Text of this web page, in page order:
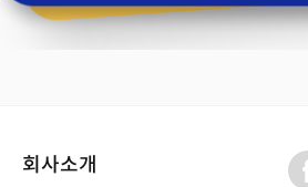
회사소개